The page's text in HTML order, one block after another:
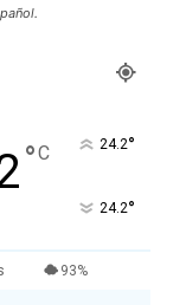
°C 24.2°
24.2°
93%